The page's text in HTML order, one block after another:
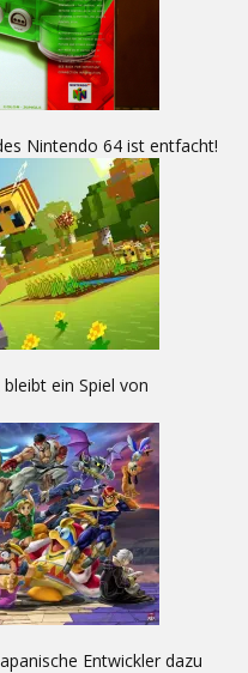
Nintendo 64 ist entfacht!
ein Spiel von
Entwickler dazu